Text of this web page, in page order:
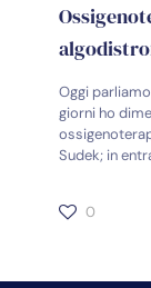
Oggi
giorni ho
Sudek; in
0